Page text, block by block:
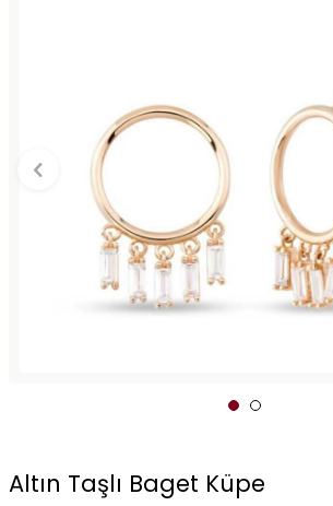
Altın Taşlı Baget Küpe